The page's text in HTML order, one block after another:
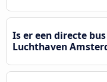
Is er een directe
Luchthaven